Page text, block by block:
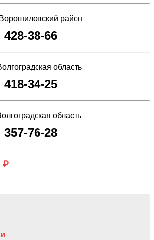
район
428-38-66
область
418-34-25
область
357-76-28
₽